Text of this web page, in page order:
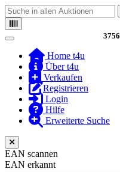
3756
Toggle navigation
Home t4u
Über t4u
Verkaufen
Registrieren
Login
Hilfe
Erweiterte Suche
EAN scannen
EAN erkannt